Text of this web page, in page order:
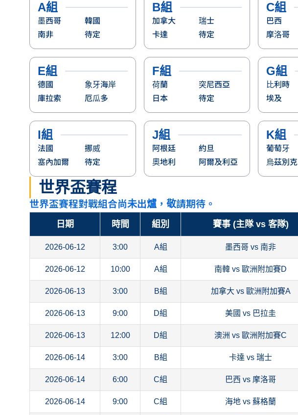
A組
墨西哥
南非
韓國
待定
B組
加拿大
卡達
瑞士
待定
C組
巴西
摩洛哥
E組
德國
庫拉索
象牙海岸
厄瓜多
F組
荷蘭
日本
突尼西亞
待定
G組
比利時
埃及
I組
法國
塞內加爾
挪威
待定
J組
阿根廷
奧地利
約旦
阿爾及利亞
K組
葡萄牙
烏茲別克
世界盃賽程
世界盃賽程對戰組合尚未出爐，敬請期待。
日期 時間 組別 賽事 (主隊 vs 客隊)
2026-06-12 3:00 A組 墨西哥 vs 南非
2026-06-12 10:00 A組 南韓 vs 歐洲附加賽D
2026-06-13 3:00 B組 加拿大 vs 歐洲附加賽A
2026-06-13 9:00 D組 美國 vs 巴拉圭
2026-06-13 12:00 D組 澳洲 vs 歐洲附加賽C
2026-06-14 3:00 B組 卡達 vs 瑞士
2026-06-14 6:00 C組 巴西 vs 摩洛哥
2026-06-14 9:00 C組 海地 vs 蘇格蘭